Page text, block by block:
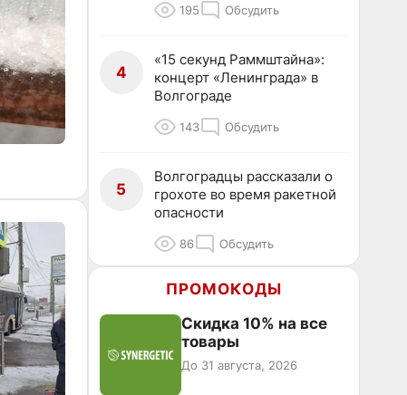
195 Обсудить
4
«15 секунд Раммштайна»:
концерт «Ленинграда» в
Волгограде
143 Обсудить
5
Волгоградцы рассказали о
грохоте во время ракетной
опасности
86 Обсудить
ПРОМОКОДЫ
Скидка 10% на все
товары
До 31 августа, 2026